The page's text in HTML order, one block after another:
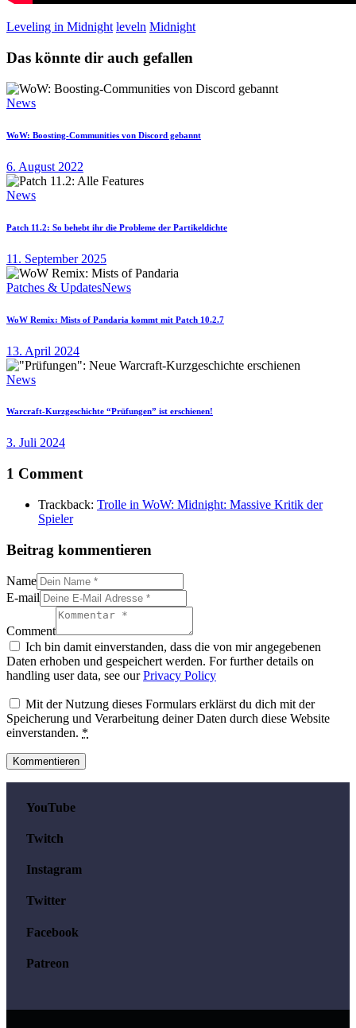
Leveling in Midnight leveln Midnight
Das könnte dir auch gefallen
News
WoW: Boosting-Communities von Discord gebannt
6. August 2022
News
Patch 11.2: So behebt ihr die Probleme der Partikeldichte
11. September 2025
Patches & UpdatesNews
WoW Remix: Mists of Pandaria kommt mit Patch 10.2.7
13. April 2024
News
Warcraft-Kurzgeschichte “Prüfungen” ist erschienen!
3. Juli 2024
1 Comment
Trackback: Trolle in WoW: Midnight: Massive Kritik der
Spieler
Beitrag kommentieren
Name
E-mail
Comment
Ich bin damit einverstanden, dass die von mir angegebenen
Daten erhoben und gespeichert werden. For further details on
handling user data, see ourPrivacy Policy
Mit der Nutzung dieses Formulars erklärst du dich mit der
Speicherung und Verarbeitung deiner Daten durch diese Website
einverstanden. *
YouTube
Twitch
Instagram
Twitter
Facebook
Patreon